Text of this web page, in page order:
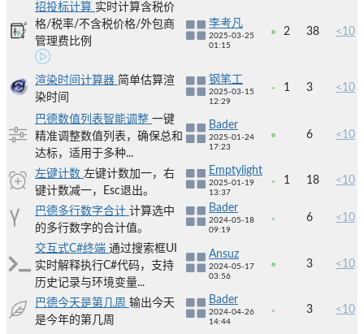
招投标计算 实时计算含税价
格/税率/不含税价格/外包商
管理费比例
李考凡
2025-03-25
01:15
2 38 <10
渲染时间计算器 简单估算渲
染时间
钢笔工
2025-03-15
12:29
1 3 <10
巴德数值列表智能调整 一键
精准调整数值列表，确保总和
达标，适用于多种...
Bader
2025-01-24
17:23
6 <10
左键计数 左键计数加一，右
键计数减一，Esc退出。
Emptylight
2025-01-19
13:37
1 18 <10
巴德多行数字合计 计算选中
的多行数字的合计值。
Bader
2024-05-18
09:19
6 <10
交互式C#终端 通过搜索框UI
实时解释执行C#代码，支持
历史记录与环境变量...
Ansuz
2024-05-17
03:56
3 <10
巴德今天是第几周 输出今天
是今年的第几周
Bader
2024-04-26
14:44
3 <10